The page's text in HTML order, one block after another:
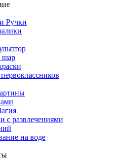
Ручки
шар
с развлечениями
на воде